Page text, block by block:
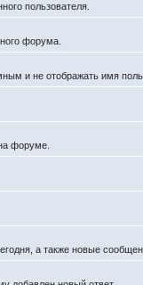
пользователя.
форума.
и не отображать имя
форуме.
а также новые